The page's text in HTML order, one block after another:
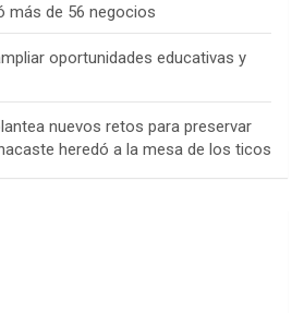
más de 56 negocios
oportunidades educativas y
nuevos retos para preservar
heredó a la mesa de los ticos